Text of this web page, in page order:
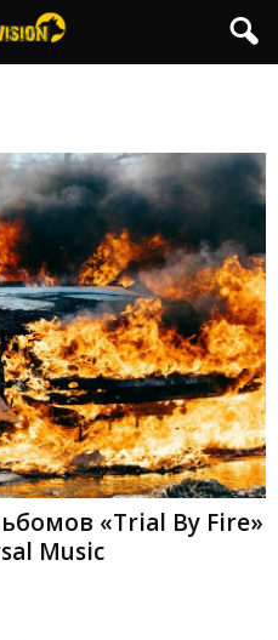
«Trial By Fire»
Music